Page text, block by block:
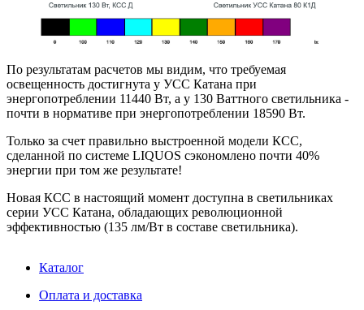
По результатам расчетов мы видим, что требуемая
освещенность достигнута у УСС Катана при
энергопотреблении 11440 Вт, а у 130 Ваттного светильника -
почти в нормативе при энергопотреблении 18590 Вт.
Только за счет правильно выстроенной модели КСС,
сделанной по системе LIQUOS сэкономлено почти 40%
энергии при том же результате!
Новая КСС в настоящий момент доступна в светильниках
серии УСС Катана, обладающих революционной
эффективностью (135 лм/Вт в составе светильника).
Каталог
Оплата и доставка